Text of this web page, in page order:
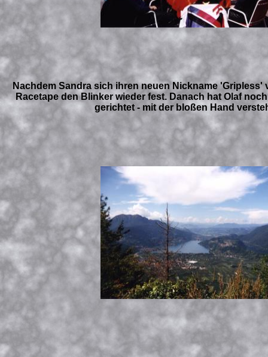
Nachdem Sandra sich ihren neuen Nickname 'Gripless'
Racetape den Blinker wieder fest. Danach hat Olaf
gerichtet - mit der bloßen Hand